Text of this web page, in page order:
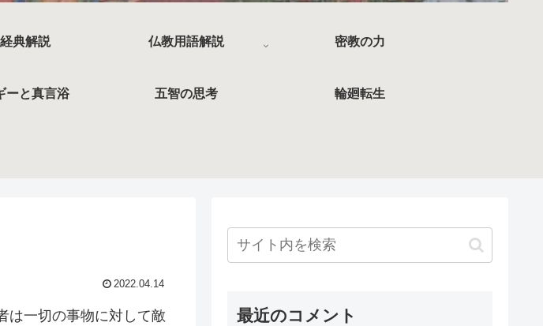
典解説 仏教用語解説 密教の力
ーと真言浴 五智の思考 輪廻転生
2022.04.14
は一切の事物に対して敵
最近のコメント